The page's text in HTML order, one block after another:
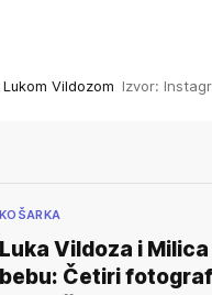
Vildozom Izvor:
KOŠARKA
Luka Vildoza i
bebu: Četiri